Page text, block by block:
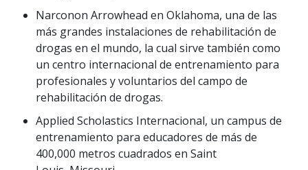
Narconon Arrowhead en Oklahoma, una de las
más grandes instalaciones de rehabilitación de
drogas en el mundo, la cual sirve también como
un centro internacional de entrenamiento para
profesionales y voluntarios del campo de
rehabilitación de drogas.
Applied Scholastics Internacional, un campus de
entrenamiento para educadores de más de
400,000 metros cuadrados en Saint